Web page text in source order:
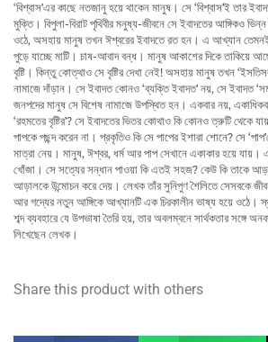
‘বিশ্বাস’এর কাছে নতজানু হয়ে থাকেন মানুষ। সে ‘বিশ্বাস’ই তার
মুক্তি। বিপুলা-বিরাট পৃথিবীর মনুষ্য-জীবনে সে ইবাদতের আঙ্গিকও
ওঠে, অসহায় মানুষ তখন ঈশ্বরের ইবাদতে রত হন। এ আখ্যান তেমনই
পুড়ে যাচ্ছে মাটি। চাষ-আবাদ বন্ধ। মানুষ আকাশের দিকে তাকিয়ে
বৃষ্টি। কিন্তু কোত্থাও সে বৃষ্টির দেখা নেই! অসহায় মানুষ তখন
নামাজে দাঁড়ান। সে ইবাদত কোনও ‘ব্যক্তি ইবাদত’ নয়, সে ইবাদত
জনপদের মানুষ সে বিশেষ নামাজে উপস্থিত হন। একবার নয়,
‘রহমতের বৃষ্টির’? সে ইবাদতের ভিতর কোথাও কি কোনও ত্রুটি থেকে
পাপকে পছন্দ করেন না। প্রকৃতিও কি সে পাপের ইশারা শোনে? সে
মাত্রা নেয়। মানুষ, ঈশ্বর, ধর্ম আর পাপ সেখানে একাকার হয়ে
খোঁজা। সে সত্যের সন্ধান পাওয়া কি এতই সহজ? কেউ কি তাকে
আড়ালকে উন্মোচন করে দেয়। লেখক তাঁর সুনিপুণ শৈলিতে সেসবকে
আর গদ্যের নতুন আঙ্গিকে আখ্যানটি এক চিরকালীন ভাষ্য হয়ে ওঠে।
শব্দ ব্যবহারে যে উপভাষা তৈরি হয়, তার অবলম্বনে সার্থকতার সঙ্গে
লিখেছেন লেখক।
Share this product with others